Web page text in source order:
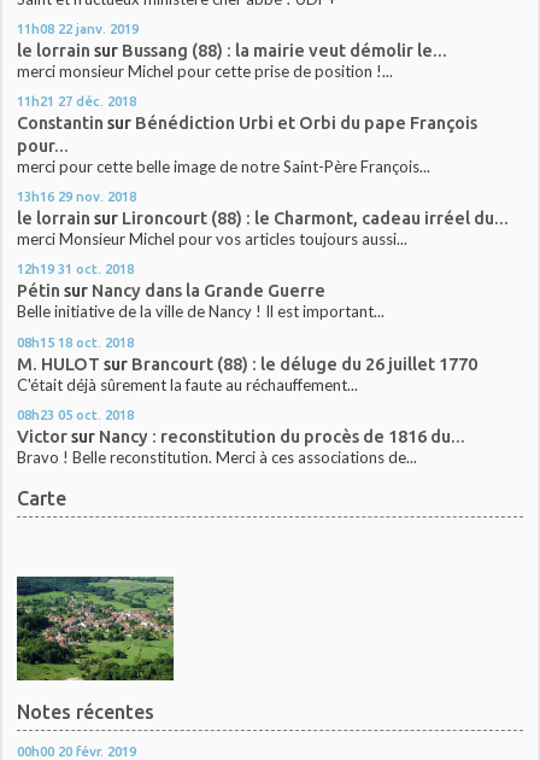
11h08 22 janv. 2019
le lorrain sur Bussang (88) : la mairie veut démolir le...
merci monsieur Michel pour cette prise de position !...
11h21 27 déc. 2018
Constantin sur Bénédiction Urbi et Orbi du pape François
pour...
merci pour cette belle image de notre Saint-Père François...
13h16 29 nov. 2018
le lorrain sur Lironcourt (88) : le Charmont, cadeau irréel du...
merci Monsieur Michel pour vos articles toujours aussi...
12h19 31 oct. 2018
Pétin sur Nancy dans la Grande Guerre
Belle initiative de la ville de Nancy ! Il est important...
08h15 18 oct. 2018
M. HULOT sur Brancourt (88) : le déluge du 26 juillet 1770
C'était déjà sûrement la faute au réchauffement...
08h23 05 oct. 2018
Victorsur Nancy : reconstitution du procès de 1816 du...
Bravo ! Belle reconstitution. Merci à ces associations de...
Carte
Notes récentes
00h00 20 févr. 2019